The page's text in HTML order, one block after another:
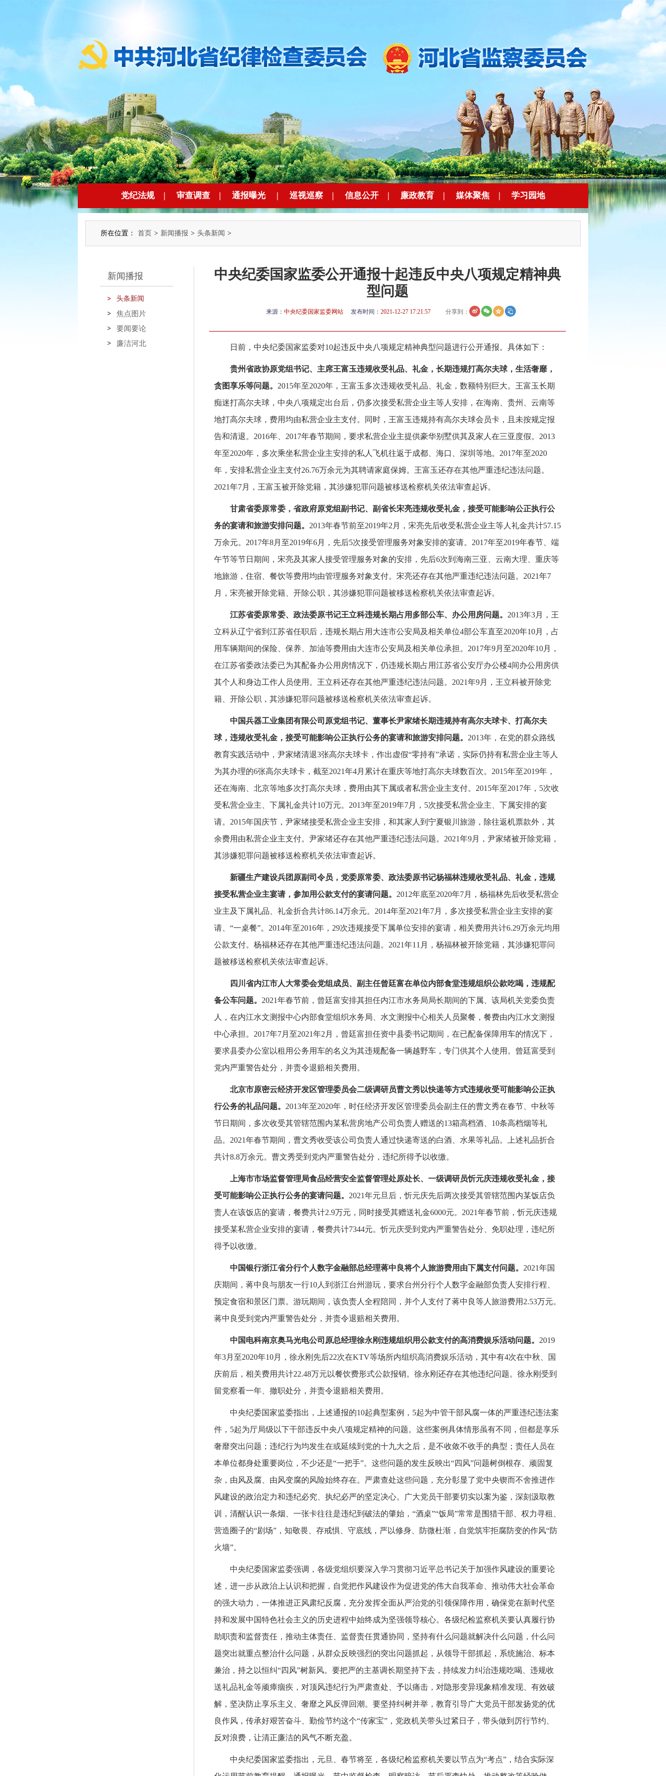
党纪法规 | 审查调查 | 通报曝光 | 巡视巡察 | 信息公开 | 廉政教育 | 媒体聚焦 | 学习园地
所在位置： 首页 > 新闻播报 > 头条新闻 >
新闻播报
头条新闻
焦点图片
要闻要论
廉洁河北
中央纪委国家监委公开通报十起违反中央八项规定精神典
型问题
来源： 中央纪委国家监委网站 发布时间： 2021-12-27 17:21:57 分享到：
日前，中央纪委国家监委对10起违反中央八项规定精神典型问题进行公开通报。具体如下：
贵州省政协原党组书记、主席王富玉违规收受礼品、礼金，长期违规打高尔夫球，生活奢靡，
贪图享乐等问题。 2015年至2020年，王富玉多次违规收受礼品、礼金，数额特别巨大。王富玉长期
痴迷打高尔夫球，中央八项规定出台后，仍多次接受私营企业主等人安排，在海南、贵州、云南等
地打高尔夫球，费用均由私营企业主支付。同时，王富玉违规持有高尔夫球会员卡，且未按规定报
告和清退。2016年、2017年春节期间，要求私营企业主提供豪华别墅供其及家人在三亚度假。2013
年至2020年，多次乘坐私营企业主安排的私人飞机往返于成都、海口、深圳等地。2017年至2020
年，安排私营企业主支付26.76万余元为其聘请家庭保姆。王富玉还存在其他严重违纪违法问题。
2021年7月，王富玉被开除党籍，其涉嫌犯罪问题被移送检察机关依法审查起诉。
甘肃省委原常委，省政府原党组副书记、副省长宋亮违规收受礼金，接受可能影响公正执行公
务的宴请和旅游安排问题。 2013年春节前至2019年2月，宋亮先后收受私营企业主等人礼金共计57.15
万余元。2017年8月至2019年6月，先后5次接受管理服务对象安排的宴请。2017年至2019年春节、端
午节等节日期间，宋亮及其家人接受管理服务对象的安排，先后6次到海南三亚、云南大理、重庆等
地旅游，住宿、餐饮等费用均由管理服务对象支付。宋亮还存在其他严重违纪违法问题。2021年7
月，宋亮被开除党籍、开除公职，其涉嫌犯罪问题被移送检察机关依法审查起诉。
江苏省委原常委、政法委原书记王立科违规长期占用多部公车、办公用房问题。 2013年3月，王
立科从辽宁省到江苏省任职后，违规长期占用大连市公安局及相关单位4部公车直至2020年10月，占
用车辆期间的保险、保养、加油等费用由大连市公安局及相关单位承担。2017年9月至2020年10月，
在江苏省委政法委已为其配备办公用房情况下，仍违规长期占用江苏省公安厅办公楼4间办公用房供
其个人和身边工作人员使用。王立科还存在其他严重违纪违法问题。2021年9月，王立科被开除党
籍、开除公职，其涉嫌犯罪问题被移送检察机关依法审查起诉。
中国兵器工业集团有限公司原党组书记、董事长尹家绪长期违规持有高尔夫球卡、打高尔夫
球，违规收受礼金，接受可能影响公正执行公务的宴请和旅游安排问题。 2013年，在党的群众路线
教育实践活动中，尹家绪清退3张高尔夫球卡，作出虚假“零持有”承诺，实际仍持有私营企业主等人
为其办理的6张高尔夫球卡，截至2021年4月累计在重庆等地打高尔夫球数百次。2015年至2019年，
还在海南、北京等地多次打高尔夫球，费用由其下属或者私营企业主支付。2015年至2017年，5次收
受私营企业主、下属礼金共计10万元。2013年至2019年7月，5次接受私营企业主、下属安排的宴
请。2015年国庆节，尹家绪接受私营企业主安排，和其家人到宁夏银川旅游，除往返机票款外，其
余费用由私营企业主支付。尹家绪还存在其他严重违纪违法问题。2021年9月，尹家绪被开除党籍，
其涉嫌犯罪问题被移送检察机关依法审查起诉。
新疆生产建设兵团原副司令员，党委原常委、政法委原书记杨福林违规收受礼品、礼金，违规
接受私营企业主宴请，参加用公款支付的宴请问题。 2012年底至2020年7月，杨福林先后收受私营企
业主及下属礼品、礼金折合共计86.14万余元。2014年至2021年7月，多次接受私营企业主安排的宴
请、“一桌餐”。2014年至2016年，29次违规接受下属单位安排的宴请，相关费用共计6.29万余元均用
公款支付。杨福林还存在其他严重违纪违法问题。2021年11月，杨福林被开除党籍，其涉嫌犯罪问
题被移送检察机关依法审查起诉。
四川省内江市人大常委会党组成员、副主任曾廷富在单位内部食堂违规组织公款吃喝，违规配
备公车问题。 2021年春节前，曾廷富安排其担任内江市水务局局长期间的下属、该局机关党委负责
人，在内江水文测报中心内部食堂组织水务局、水文测报中心相关人员聚餐，餐费由内江水文测报
中心承担。2017年7月至2021年2月，曾廷富担任资中县委书记期间，在已配备保障用车的情况下，
要求县委办公室以租用公务用车的名义为其违规配备一辆越野车，专门供其个人使用。曾廷富受到
党内严重警告处分，并责令退赔相关费用。
北京市原密云经济开发区管理委员会二级调研员曹文秀以快递等方式违规收受可能影响公正执
行公务的礼品问题。 2013年至2020年，时任经济开发区管理委员会副主任的曹文秀在春节、中秋等
节日期间，多次收受其管辖范围内某私营房地产公司负责人赠送的13箱高档酒、10条高档烟等礼
品。2021年春节期间，曹文秀收受该公司负责人通过快递寄送的白酒、水果等礼品。上述礼品折合
共计8.8万余元。曹文秀受到党内严重警告处分，违纪所得予以收缴。
上海市市场监督管理局食品经营安全监督管理处原处长、一级调研员忻元庆违规收受礼金，接
受可能影响公正执行公务的宴请问题。 2021年元旦后，忻元庆先后两次接受其管辖范围内某饭店负
责人在该饭店的宴请，餐费共计2.9万元，同时接受其赠送礼金6000元。2021年春节前，忻元庆违规
接受某私营企业安排的宴请，餐费共计7344元。忻元庆受到党内严重警告处分、免职处理，违纪所
得予以收缴。
中国银行浙江省分行个人数字金融部总经理蒋中良将个人旅游费用由下属支付问题。 2021年国
庆期间，蒋中良与朋友一行10人到浙江台州游玩，要求台州分行个人数字金融部负责人安排行程、
预定食宿和景区门票。游玩期间，该负责人全程陪同，并个人支付了蒋中良等人旅游费用2.53万元。
蒋中良受到党内严重警告处分，并责令退赔相关费用。
中国电科南京奥马光电公司原总经理徐永刚违规组织用公款支付的高消费娱乐活动问题。 2019
年3月至2020年10月，徐永刚先后22次在KTV等场所内组织高消费娱乐活动，其中有4次在中秋、国
庆前后，相关费用共计22.48万元以餐饮费形式公款报销。徐永刚还存在其他违纪问题。徐永刚受到
留党察看一年、撤职处分，并责令退赔相关费用。
中央纪委国家监委指出，上述通报的10起典型案例，5起为中管干部风腐一体的严重违纪违法案
件，5起为厅局级以下干部违反中央八项规定精神的问题。这些案例具体情形虽有不同，但都是享乐
奢靡突出问题；违纪行为均发生在或延续到党的十九大之后，是不收敛不收手的典型；责任人员在
本单位都身处重要岗位，不少还是“一把手”。这些问题的发生反映出“四风”问题树倒根存、顽固复
杂，由风及腐、由风变腐的风险始终存在。严肃查处这些问题，充分彰显了党中央锲而不舍推进作
风建设的政治定力和违纪必究、执纪必严的坚定决心。广大党员干部要切实以案为鉴，深刻汲取教
训，清醒认识一条烟、一张卡往往是违纪到破法的肇始，“酒桌”“饭局”常常是围猎干部、权力寻租、
营造圈子的“剧场”，知敬畏、存戒惧、守底线，严以修身、防微杜渐，自觉筑牢拒腐防变的作风“防
火墙”。
中央纪委国家监委强调，各级党组织要深入学习贯彻习近平总书记关于加强作风建设的重要论
述，进一步从政治上认识和把握，自觉把作风建设作为促进党的伟大自我革命、推动伟大社会革命
的强大动力，一体推进正风肃纪反腐，充分发挥全面从严治党的引领保障作用，确保党在新时代坚
持和发展中国特色社会主义的历史进程中始终成为坚强领导核心。各级纪检监察机关要认真履行协
助职责和监督责任，推动主体责任、监督责任贯通协同，坚持有什么问题就解决什么问题，什么问
题突出就重点整治什么问题，从群众反映强烈的突出问题抓起，从领导干部抓起，系统施治、标本
兼治，持之以恒纠“四风”树新风。要把严的主基调长期坚持下去，持续发力纠治违规吃喝、违规收
送礼品礼金等顽瘴痼疾，对顶风违纪行为严肃查处、予以痛击，对隐形变异现象精准发现、有效破
解，坚决防止享乐主义、奢靡之风反弹回潮。要坚持纠树并举，教育引导广大党员干部发扬党的优
良作风，传承好艰苦奋斗、勤俭节约这个“传家宝”，党政机关带头过紧日子，带头做到厉行节约、
反对浪费，让清正廉洁的风气不断充盈。
中央纪委国家监委指出，元旦、春节将至，各级纪检监察机关要以节点为“考点”，结合实际深